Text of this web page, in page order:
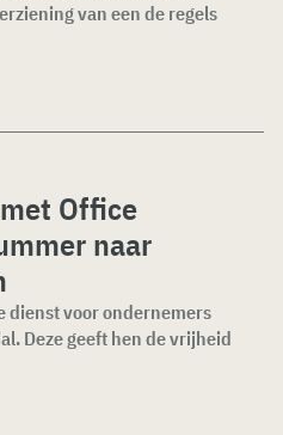
van een de regels
Office
naar
dienst voor ondernemers
Deze geeft hen de vrijheid